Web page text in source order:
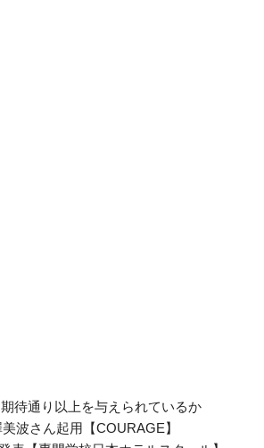
待通り以上を与えられているか
波さん起用【COURAGE】